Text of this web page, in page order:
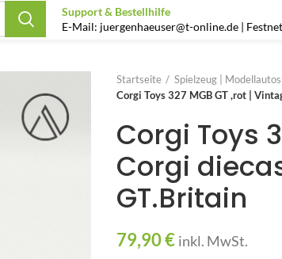
Support & Bestellhilfe
E-Mail: juergenhaeuser@t-online.de |
Startseite
Spielzeug |
Corgi Toys 327 MGB GT ,rot |
Corgi Toys
Corgi
GT.Britain
79,90€ inkl. MwSt.